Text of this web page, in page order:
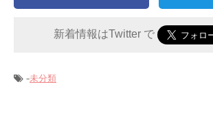
新着情報はTwitter で
-未分類